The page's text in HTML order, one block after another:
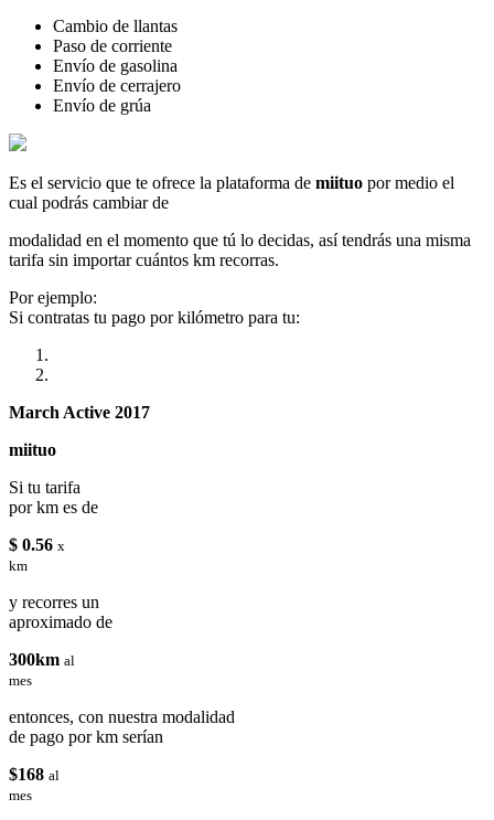
Cambio de llantas
Paso de corriente
Envío de gasolina
Envío de cerrajero
Envío de grúa
Es el servicio que te ofrece la plataforma de miituo por medio el
cual podrás cambiar de
modalidad en el momento que tú lo decidas, así tendrás una misma
tarifa sin importar cuántos km recorras.
Por ejemplo:
Si contratas tu pago por kilómetro para tu:
March Active 2017
miituo
Si tu tarifa
por km es de
$ 0.56 x
km
y recorres un
aproximado de
300km al
mes
entonces, con nuestra modalidad
de pago por km serían
$168 al
mes